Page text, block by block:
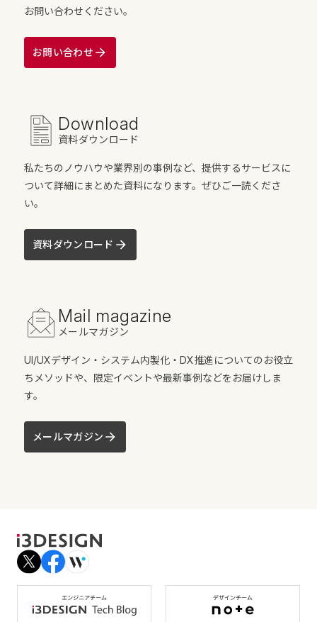
お問い合わせください。
お問い合わせ
Download
資料ダウンロード
私たちのノウハウや業界別の事例など、提供するサービスに
ついて詳細にまとめた資料になります。ぜひご一読くださ
い。
資料ダウンロード
Mail magazine
メールマガジン
UI/UXデザイン・システム内製化・DX推進についてのお役立
ちメソッドや、限定イベントや最新事例などをお届けしま
す。
メールマガジン